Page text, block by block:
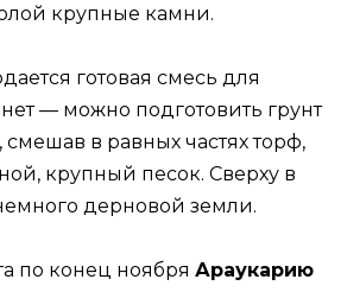
крупные камни.
готовая смесь для
— можно подготовить грунт
смешав в равных частях торф,
крупный песок. Сверху в
дерновой земли.
по конец ноября Араукарию